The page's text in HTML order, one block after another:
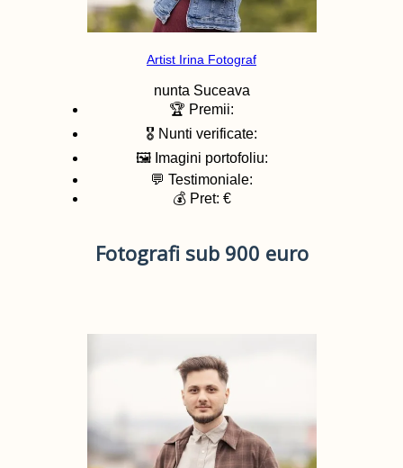
Artist Irina Fotograf
nunta Suceava
🏆 Premii:
🎖️ Nunti verificate:
🖼️ Imagini portofoliu:
💬 Testimoniale:
💰 Pret: €
Fotografi sub 900 euro